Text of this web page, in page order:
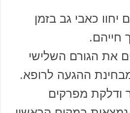
יחוו כאבי גב בזמן
חייהם.
את הגורם השלישי
ההגעה לרופא.
ודלקת מפרקים